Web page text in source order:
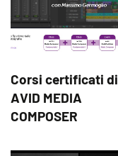
Corsi certificati di
AVID MEDIA
COMPOSER